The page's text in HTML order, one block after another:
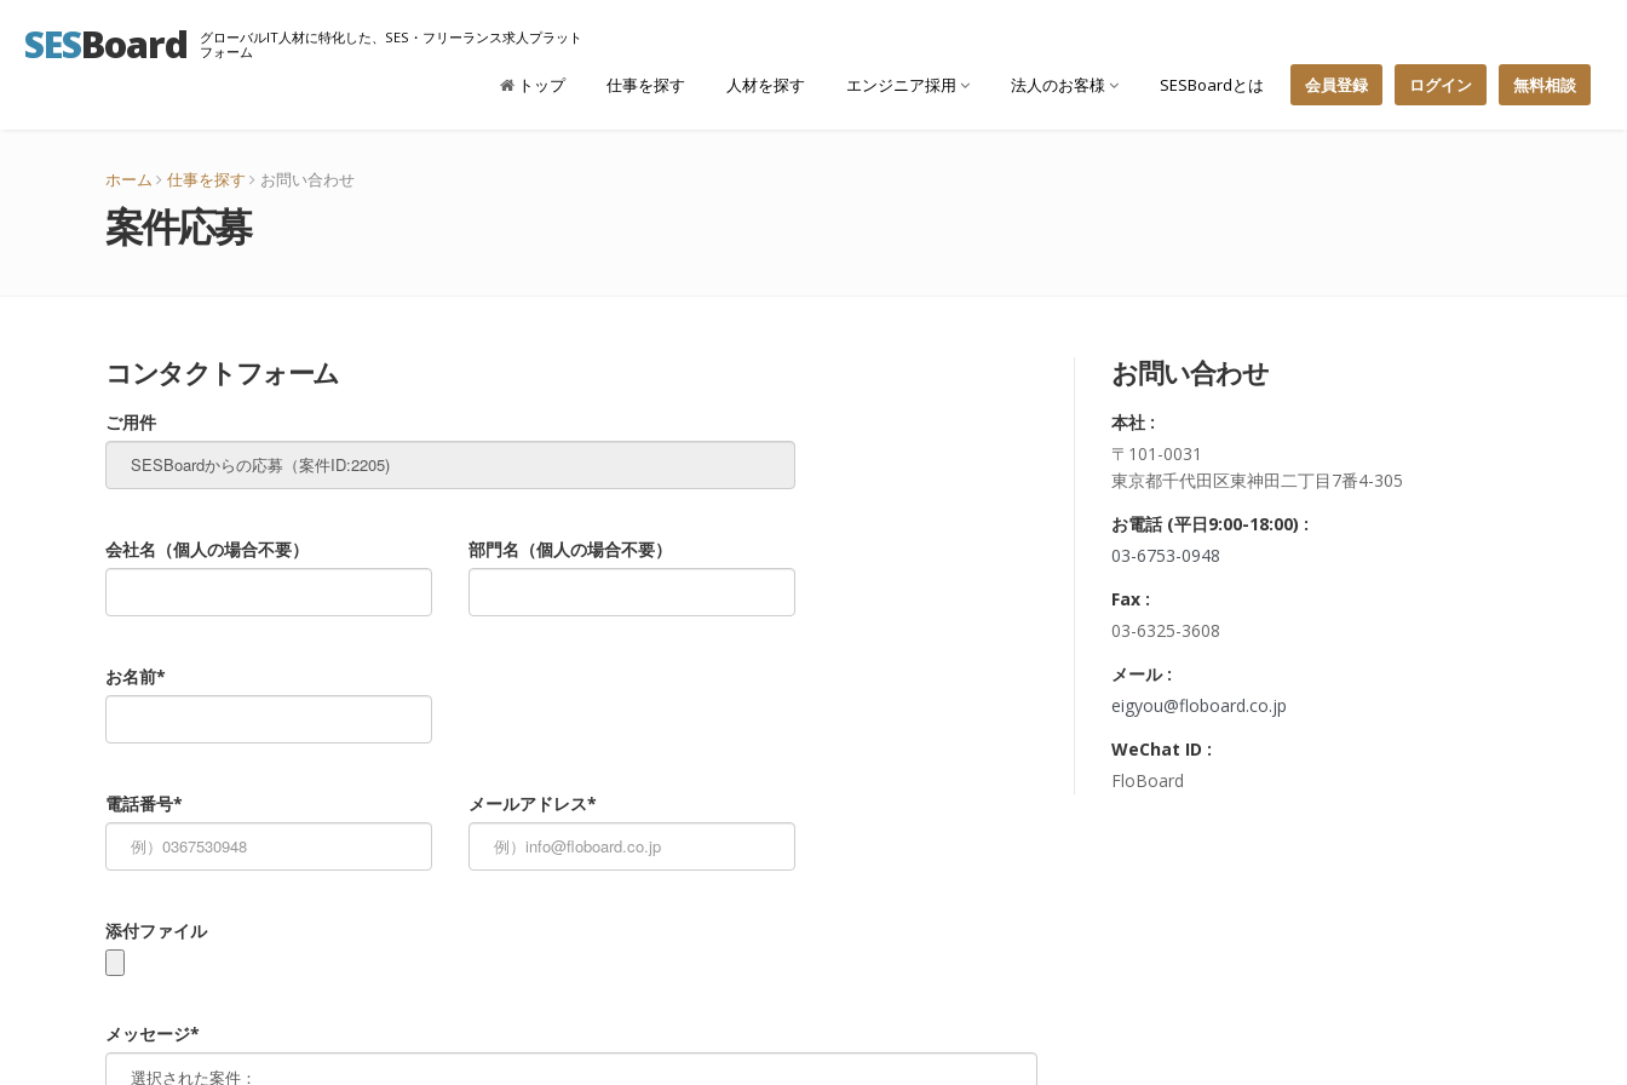
SESBoard
グローバルIT人材に特化した、SES・フリーランス求人プラット
フォーム
トップ 仕事を探す 人材を探す エンジニア採用 法人のお客様 SESBoardとは 会員登録 ログイン 無料相談
ホーム 仕事を探す お問い合わせ
案件応募
コンタクトフォーム
ご用件
会社名（個人の場合不要） 部門名（個人の場合不要）
お名前*
電話番号* メールアドレス*
添付ファイル
メッセージ*
お問い合わせ
本社 :
〒101-0031
東京都千代田区東神田二丁目7番4-305
お電話 (平日9:00-18:00) :
03-6753-0948
Fax :
03-6325-3608
メール :
eigyou@floboard.co.jp
WeChat ID :
FloBoard